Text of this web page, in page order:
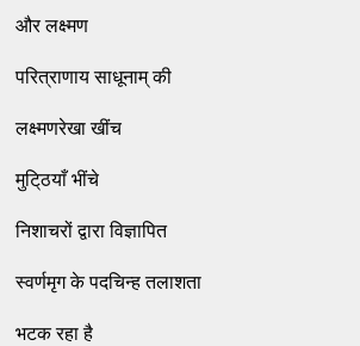
और लक्ष्मण
परित्राणाय साधूनाम् की
लक्ष्मणरेखा खींच
मुटि्ठयाँ भींचे
निशाचरों द्वारा विज्ञापित
स्वर्णमृग के पदचिन्ह तलाशता
भटक रहा है